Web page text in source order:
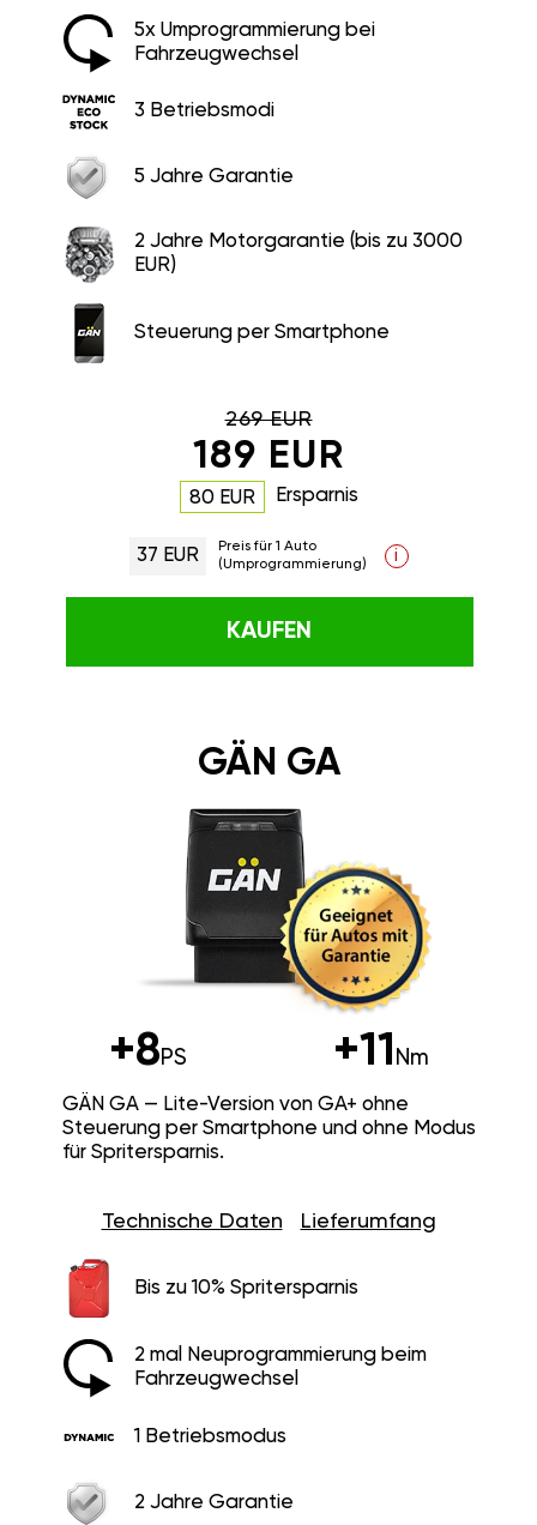
5x Umprogrammierung bei
Fahrzeugwechsel
3 Betriebsmodi
5 Jahre Garantie
2 Jahre Motorgarantie (bis zu 3000
EUR)
Steuerung per Smartphone
269 EUR
189 EUR
80 EUR Ersparnis
37 EUR
Preis für 1 Auto
(Umprogrammierung)
i
KAUFEN
GÄN GA
+8PS +11 Nm
GÄN GA — Lite-Version von GA+ ohne
Steuerung per Smartphone und ohne Modus
für Spritersparnis.
Technische Daten Lieferumfang
Bis zu 10% Spritersparnis
2 mal Neuprogrammierung beim
Fahrzeugwechsel
1 Betriebsmodus
2 Jahre Garantie